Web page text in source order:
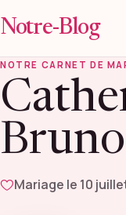
Notre-Blog
NOTRE CARNET DE
Bruno
Mariage le 10